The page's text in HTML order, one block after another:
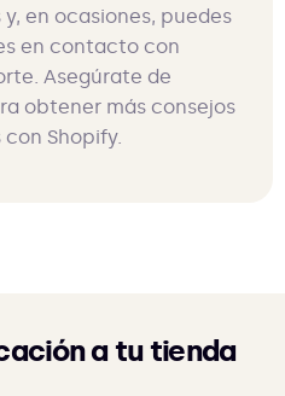
en ocasiones, puedes
en contacto con
Asegúrate de
obtener más consejos
Shopify.
a tu tienda